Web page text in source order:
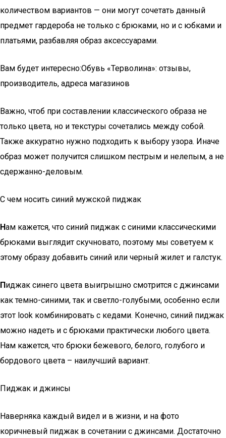
количеством вариантов — они могут сочетать данный
предмет гардероба не только с брюками, но и с юбками и
платьями, разбавляя образ аксессуарами.
Вам будет интересно:Обувь «Терволина»: отзывы,
производитель, адреса магазинов
Важно, чтоб при составлении классического образа не
только цвета, но и текстуры сочетались между собой.
Также аккуратно нужно подходить к выбору узора. Иначе
образ может получится слишком пестрым и нелепым, а не
сдержанно-деловым.
С чем носить синий мужской пиджак
Нам кажется, что синий пиджак с синими классическими
брюками выглядит скучновато, поэтому мы советуем к
этому образу добавить синий или черный жилет и галстук.
Пиджак синего цвета выигрышно смотрится с джинсами
как темно-синими, так и светло-голубыми, особенно если
этот look комбинировать с кедами. Конечно, синий пиджак
можно надеть и с брюками практически любого цвета.
Нам кажется, что брюки бежевого, белого, голубого и
бордового цвета – наилучший вариант.
Пиджак и джинсы
Наверняка каждый видел и в жизни, и на фото
коричневый пиджак в сочетании с джинсами. Достаточно